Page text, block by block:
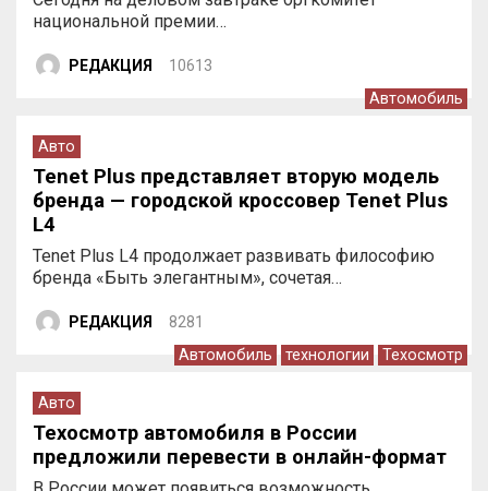
национальной премии…
РЕДАКЦИЯ 10613
Автомобиль
Авто
Tenet Plus представляет вторую модель
бренда — городской кроссовер Tenet Plus
L4
Tenet Plus L4 продолжает развивать философию
бренда «Быть элегантным», сочетая…
РЕДАКЦИЯ 8281
Автомобиль технологии Техосмотр
Авто
Техосмотр автомобиля в России
предложили перевести в онлайн-формат